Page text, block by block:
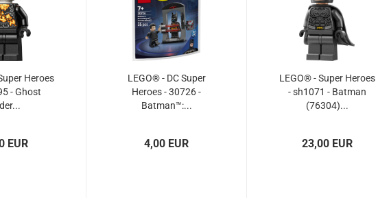
Heroes
- Ghost
EUR
LEGO® - DC Super
Heroes - 30726 -
Batman™:...
4,00 EUR
LEGO® - Super Heroes
- sh1071 - Batman
(76304)...
23,00 EUR